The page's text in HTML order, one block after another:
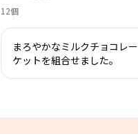
12個
まろやかなミルクチョコレ
ケットを組合せました。